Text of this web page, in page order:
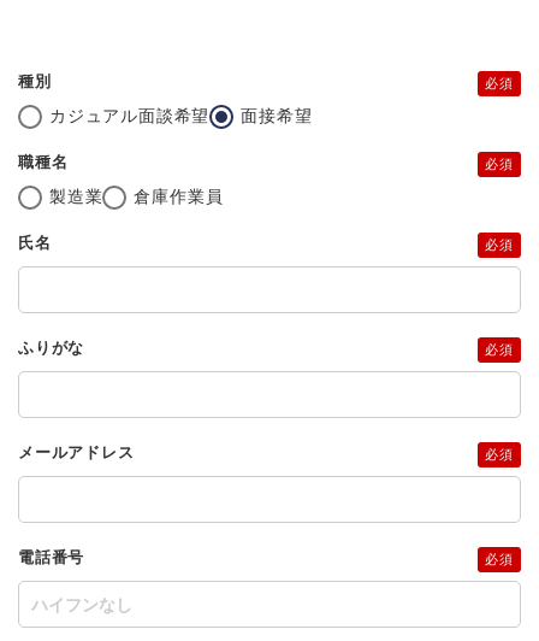
種別 必須
カジュアル面談希望 面接希望
職種名 必須
製造業 倉庫作業員
氏名 必須
ふりがな 必須
メールアドレス 必須
電話番号 必須